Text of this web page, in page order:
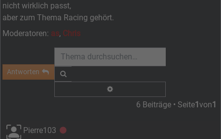
nicht wirklich passt,
aber zum Thema Racing gehört.
Moderatoren: as, Chris
Antworten
6 Beiträge • Seite1von1
Pierre103 Offline